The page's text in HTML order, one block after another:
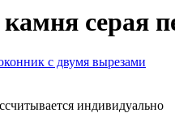
серая
индивидуально